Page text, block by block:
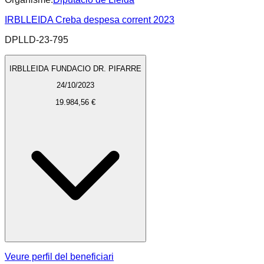
IRBLLEIDA Creba despesa corrent 2023
DPLLD-23-795
IRBLLEIDA FUNDACIO DR. PIFARRE
24/10/2023
19.984,56 €
Veure perfil del beneficiari